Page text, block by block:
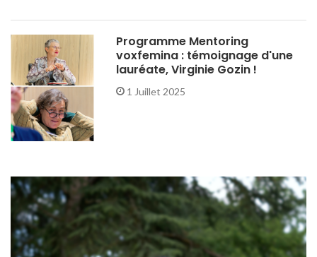
Programme Mentoring
voxfemina : témoignage d'une
lauréate, Virginie Gozin !
1 Juillet 2025